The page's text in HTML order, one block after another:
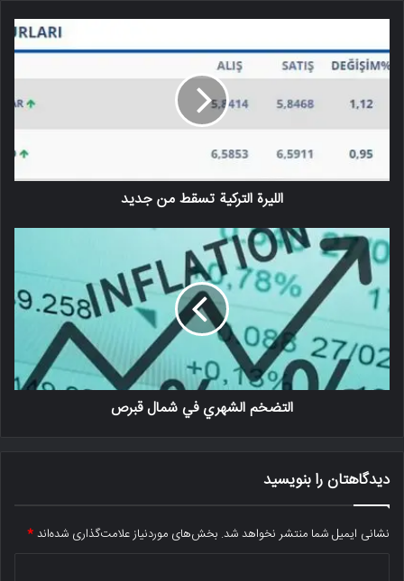
الليرة التركية تسقط من جديد
التضخم الشهري في شمال قبرص
دیدگاهتان را بنویسید
نشانی ایمیل شما منتشر نخواهد شد. بخش‌های موردنیاز علامت‌گذاری شده‌اند*